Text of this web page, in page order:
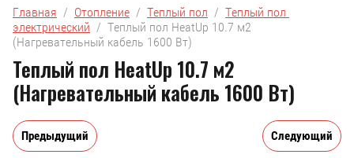
Главная
  /
Отопление
  /
Теплый пол
  /
Теплый пол
электрический
  /  Теплый пол HeatUp 10.7 м2
(Нагревательный кабель 1600 Вт)
Теплый пол HeatUp 10.7 м2
(Нагревательный кабель 1600 Вт)
Предыдущий Следующий